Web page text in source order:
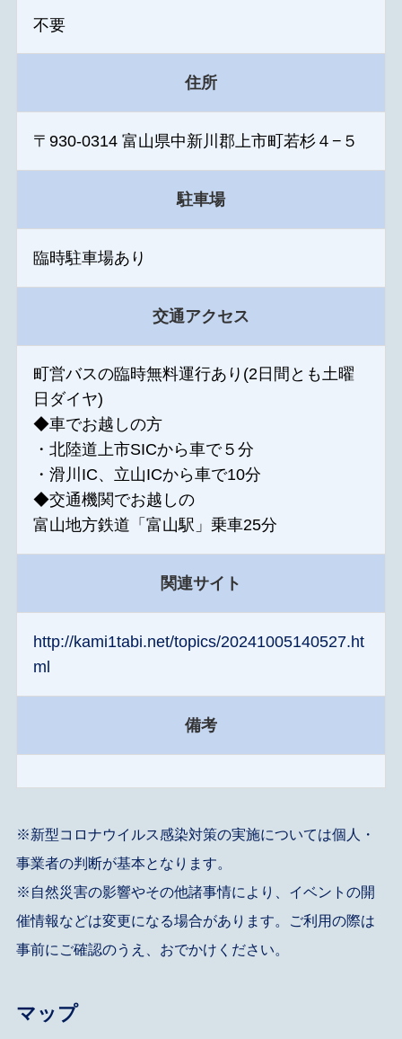
不要
住所
〒930-0314 富山県中新川郡上市町若杉４−５
駐車場
臨時駐車場あり
交通アクセス
町営バスの臨時無料運行あり(2日間とも土曜
日ダイヤ)
◆車でお越しの方
・北陸道上市SICから車で５分
・滑川IC、立山ICから車で10分
◆交通機関でお越しの
富山地方鉄道「富山駅」乗車25分
関連サイト
http://kami1tabi.net/topics/20241005140527.ht
ml
備考
※新型コロナウイルス感染対策の実施については個人・
事業者の判断が基本となります。
※自然災害の影響やその他諸事情により、イベントの開
催情報などは変更になる場合があります。ご利用の際は
事前にご確認のうえ、おでかけください。
マップ